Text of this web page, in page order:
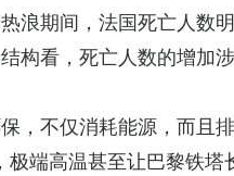
浪期间，法国死亡人
构看，死亡人数的增加涉
不仅消耗能源，而且
端高温甚至让巴黎铁塔